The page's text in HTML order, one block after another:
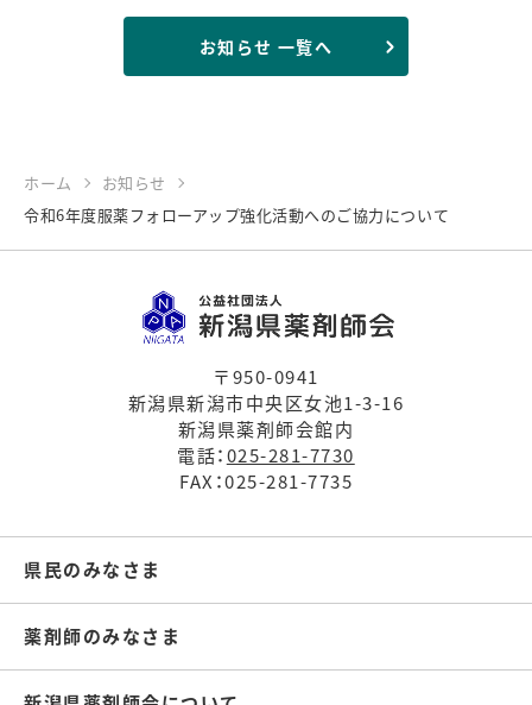
お知らせ 一覧へ
ホーム
お知らせ
令和6年度服薬フォローアップ強化活動へのご協力について
〒950-0941
新潟県新潟市中央区女池1-3-16
新潟県薬剤師会館内
電話：025-281-7730
FAX：025-281-7735
県民のみなさま
薬剤師のみなさま